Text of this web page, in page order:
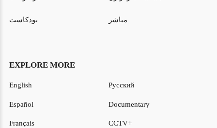
بودكاست مباشر
EXPLORE MORE
English
Español
Français
Русский
Documentary
CCTV+